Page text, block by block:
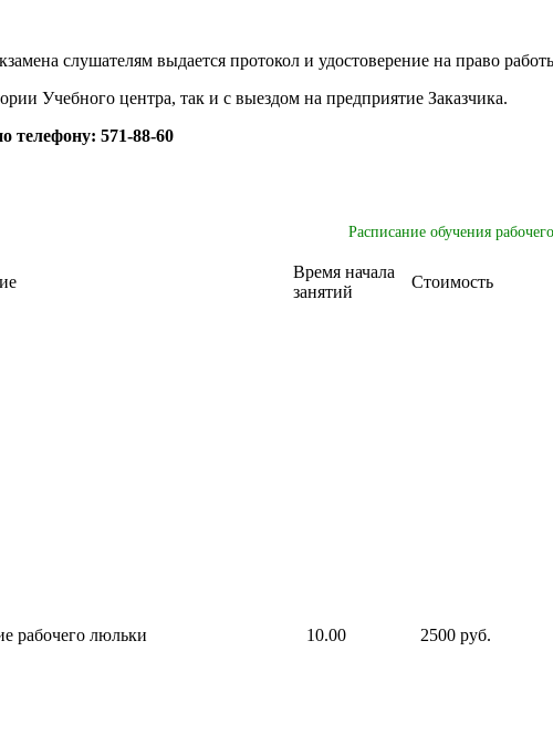
слушателям выдается протокол и удостоверение на право
Учебного центра, так и с выездом на предприятие Заказчика.
телефону: 571-88-60
Расписание обучения
Время начала
занятий
Стоимость
люльки 10.00 2500 руб.